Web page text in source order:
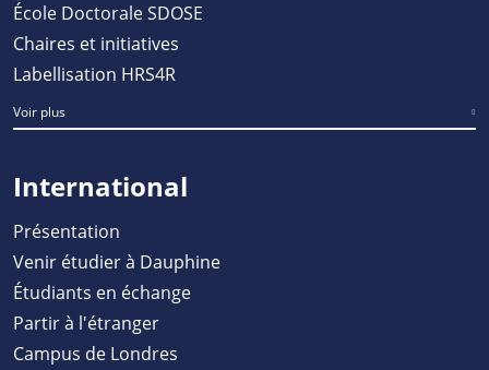
École Doctorale SDOSE
Chaires et initiatives
Labellisation HRS4R
Voir plus
International
Présentation
Venir étudier à Dauphine
Étudiants en échange
Partir à l'étranger
Campus de Londres